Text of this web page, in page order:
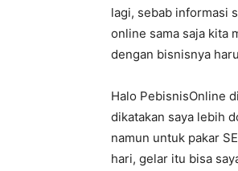
lagi, sebab informasi
online sama saja kita
dengan bisnisnya
Halo PebisnisOnline
dikatakan saya lebih
namun untuk pakar
hari, gelar itu bisa